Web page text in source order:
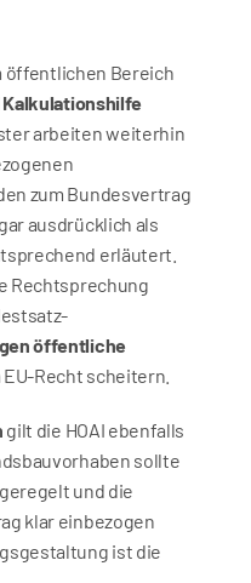
öffentlichen Bereich
arbeiten weiterhin
zum Bundesvertrag
ausdrücklich als
erläutert.
Rechtsprechung
öffentliche
Recht scheitern.
gilt die HOAI ebenfalls
sollte
und die
klar einbezogen
ist die